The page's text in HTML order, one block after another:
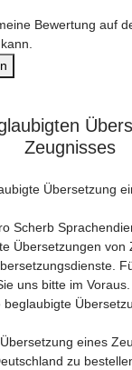
Bewertung auf
Zeugnisses
Übersetzung
Scherb
Übersetzungen von
uns bitte im Voraus.
eines
zu